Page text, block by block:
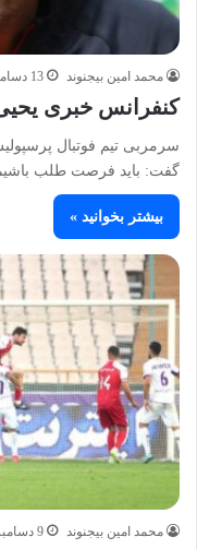
محمد امین بیجنوند 13 دسامبر 2023
کنفرانس خبری
گفت: باید فرصت طلب
بیشتر بخوانید »
محمد امین بیجنوند 9 دسامبر 2023